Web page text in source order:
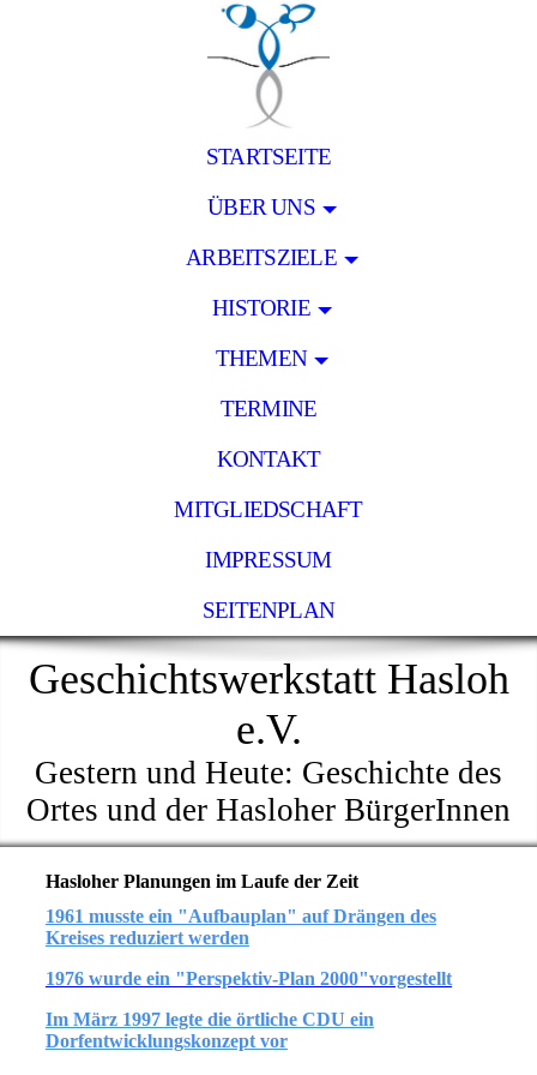
STARTSEITE
ÜBER UNS
ARBEITSZIELE
HISTORIE
THEMEN
TERMINE
KONTAKT
MITGLIEDSCHAFT
IMPRESSUM
SEITENPLAN
Geschichtswerkstatt Hasloh
e.V.
Gestern und Heute: Geschichte des
Ortes und der Hasloher BürgerInnen
Hasloher Planungen im Laufe der Zeit
1961 musste ein "Aufbauplan" auf Drängen des
Kreises reduziert werden
1976 wurde ein "Perspektiv-Plan 2000"vorgestellt
Im März 1997 legte die örtliche CDU ein
Dorfentwicklungskonzept vor